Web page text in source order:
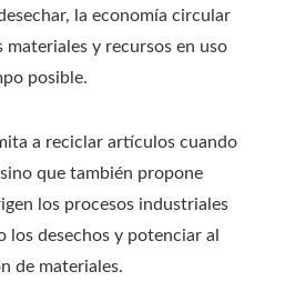
la economía circular
y recursos en uso
posible.
a reciclar artículos cuando
que también propone
los procesos industriales
los desechos y potenciar al
de materiales.